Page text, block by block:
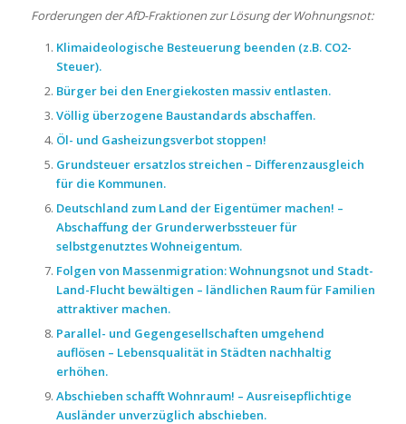
Forderungen der AfD-Fraktionen zur Lösung der Wohnungsnot:
Klimaideologische Besteuerung beenden (z.B. CO2-
Steuer).
Bürger bei den Energiekosten massiv entlasten.
Völlig überzogene Baustandards abschaffen.
Öl- und Gasheizungsverbot stoppen!
Grundsteuer ersatzlos streichen – Differenzausgleich
für die Kommunen.
Deutschland zum Land der Eigentümer machen! –
Abschaffung der Grunderwerbssteuer für
selbstgenutztes Wohneigentum.
Folgen von Massenmigration: Wohnungsnot und Stadt-
Land-Flucht bewältigen – ländlichen Raum für Familien
attraktiver machen.
Parallel- und Gegengesellschaften umgehend
auflösen – Lebensqualität in Städten nachhaltig
erhöhen.
Abschieben schafft Wohnraum! – Ausreisepflichtige
Ausländer unverzüglich abschieben.